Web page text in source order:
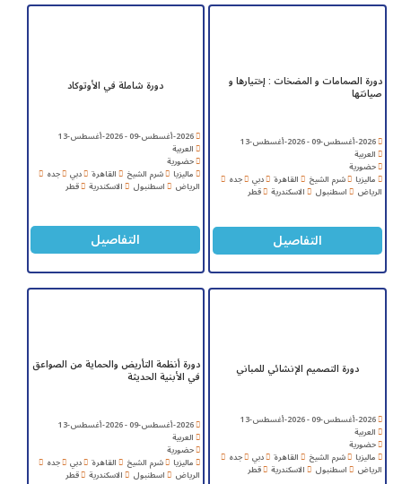
دورة الصمامات و المضخات : إختيارها و
صيانتها
2026-أغسطس-09 - 2026-أغسطس-13
العربية
حضورية
ماليزيا شرم الشيخ القاهرة دبي جده
الرياض اسطنبول الاسكندرية قطر
التفاصيل
دورة شاملة في الأوتوكاد
2026-أغسطس-09 - 2026-أغسطس-13
العربية
حضورية
ماليزيا شرم الشيخ القاهرة دبي جده
الرياض اسطنبول الاسكندرية قطر
التفاصيل
دورة التصميم الإنشائي للمباني
2026-أغسطس-09 - 2026-أغسطس-13
العربية
حضورية
ماليزيا شرم الشيخ القاهرة دبي جده
الرياض اسطنبول الاسكندرية قطر
دورة أنظمة التأريض والحماية من الصواعق
في الأبنية الحديثة
2026-أغسطس-09 - 2026-أغسطس-13
العربية
حضورية
ماليزيا شرم الشيخ القاهرة دبي جده
الرياض اسطنبول الاسكندرية قطر